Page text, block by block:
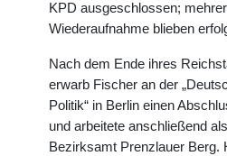
KPD ausgeschlossen;
Wiederaufnahme blieben
Nach dem Ende ihres
erwarb Fischer an der
Politik“ in Berlin einen
und arbeitete anschließend
Bezirksamt Prenzlauer Berg.